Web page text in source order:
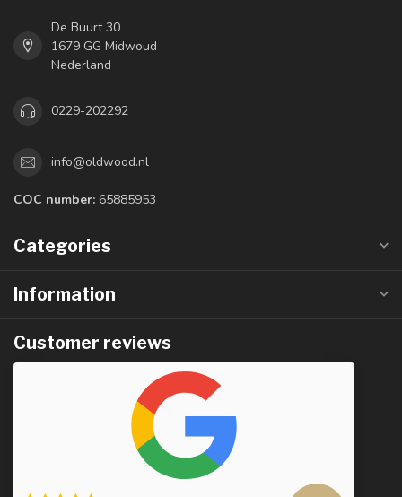
De Buurt 30
1679 GG Midwoud
Nederland
0229-202292
info@oldwood.nl
COC number: 65885953
Categories
Information
Customer reviews